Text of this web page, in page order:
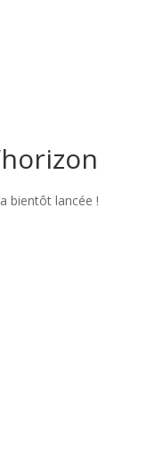
bientôt lancée !